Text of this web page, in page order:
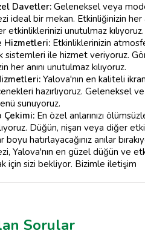
Davetler: Geleneksel veya
ideal bir mekan. Etkinliğinizin her
etkinliklerinizi unutulmaz kılıyoruz.
Hizmetleri: Etkinliklerinizin
sistemleri ile hizmet veriyoruz.
her anını unutulmaz kılıyoruz.
Yalova'nın en kaliteli
hazırlıyoruz. Geleneksel
sunuyoruz.
Çekimi: En özel anlarınızı
Düğün, nişan veya diğer
hatırlayacağınız anılar
Yalova'nın en güzel düğün ve
için sizi bekliyor. Bizimle iletişim
Sorular